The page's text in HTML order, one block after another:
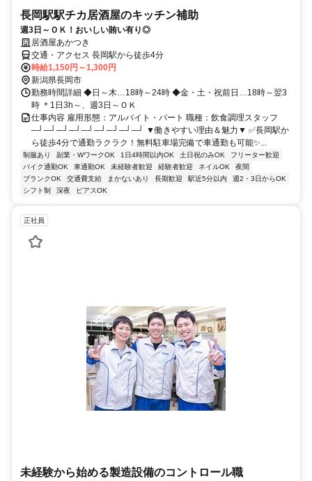
長岡駅駅チカ居酒屋のキッチン補助
週3日～ＯＫ！おいしい賄い有り◎
居酒屋あかつき
交通・アクセス 長岡駅から徒歩4分
時給1,150円～1,300円
新潟県長岡市
勤務時間詳細 ◆日～木…18時～24時 ◆金・土・祝前日…18時～翌3
時 ＊1日3h～、週3日～ＯＫ
仕事内容 雇用形態：アルバイト・パート 職種：飲食調理スタッフ
─┘─┘─┘─┘─┘─┘─┘─┘─┘ ▼働きやすい理由＆魅力▼ ✅長岡駅か
ら徒歩4分で通勤ラクラク！無料駐車場完備で車通勤も可能✨...
制服あり 副業・WワークOK 1日4時間以内OK 土日祝のみOK
フリーター歓迎
バイク通勤OK
車通勤OK 未経験者歓迎 経験者歓迎 ネイルOK
夜間
ブランクOK
交通費支給 まかないあり 長期歓迎 駅近5分以内
週2・3日からOK
シフト制
深夜 ピアスOK
正社員
未経験から始める製造設備のコントロール職